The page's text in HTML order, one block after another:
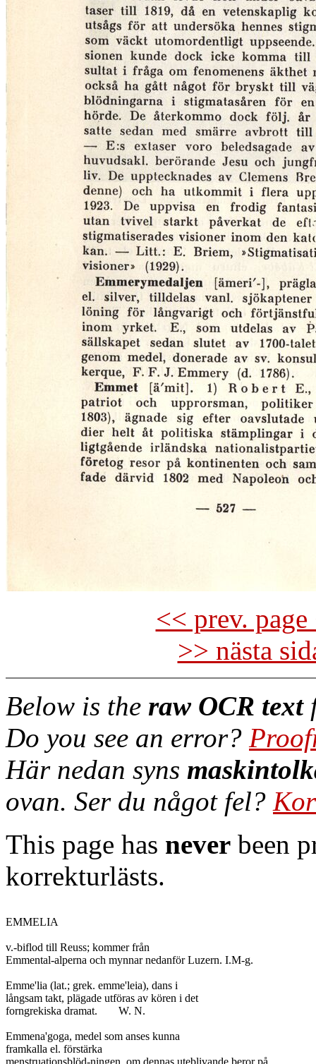
<< prev.
>> nästa
Below is the raw OCR text
Do you see an error?
Här nedan syns
ovan. Ser du något fel?
This page has never been
korrekturlästs.
EMMELIA
v.-biflod till Reuss; kommer från
Emmental-alperna och mynnar nedanför Luzern. I.M-g.
Emme'lia (lat.; grek. emme'leia), dans i
långsam takt, plägade utföras av kören i det
forngrekiska dramat.	W. N.
Emmena'goga, medel som anses kunna
framkalla el. förstärka
menstruationsblöd-ningen, om dennas uteblivande beror på